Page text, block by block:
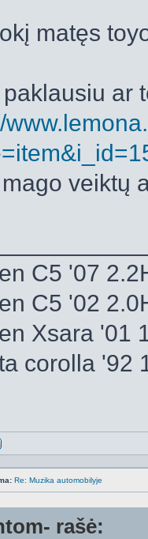
matęs
ar
veiktų
C5 '07
C5 '02
Xsara '01
corolla '92
Aprašymas
Re: Muzika automobilyje
rašė: